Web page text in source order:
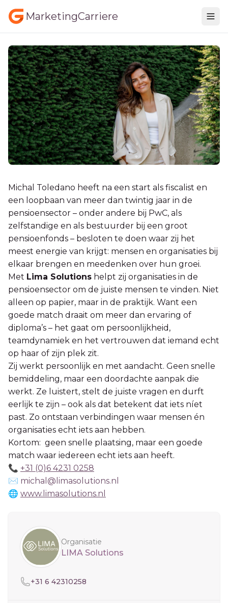
MarketingCarriere
Michal Toledano heeft na een start als fiscalist en
een loopbaan van meer dan twintig jaar in de
pensioensector – onder andere bij PwC, als
zelfstandige en als bestuurder bij een groot
pensioenfonds – besloten te doen waar zij het
meest energie van krijgt: mensen en organisaties bij
elkaar brengen en meedenken over hun groei.
Met Lima Solutions helpt zij organisaties in de
pensioensector om de juiste mensen te vinden. Niet
alleen op papier, maar in de praktijk. Want een
goede match draait om meer dan ervaring of
diploma’s – het gaat om persoonlijkheid,
teamdynamiek en het vertrouwen dat iemand echt
op haar of zijn plek zit.
Zij werkt persoonlijk en met aandacht. Geen snelle
bemiddeling, maar een doordachte aanpak die
werkt. Ze luistert, stelt de juiste vragen en durft
eerlijk te zijn – ook als dat betekent dat iets níet
past. Zo ontstaan verbindingen waar mensen én
organisaties echt iets aan hebben.
Kortom: geen snelle plaatsing, maar een goede
match waar iedereen echt iets aan heeft.
📞 +31 (0)6 4231 0258
✉️ michal@limasolutions.nl
🌐 www.limasolutions.nl
Organisatie
LIMA Solutions
Telefoon
+31 6 42310258